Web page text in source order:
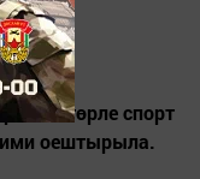
өчен төрле спорт
оештырыла.